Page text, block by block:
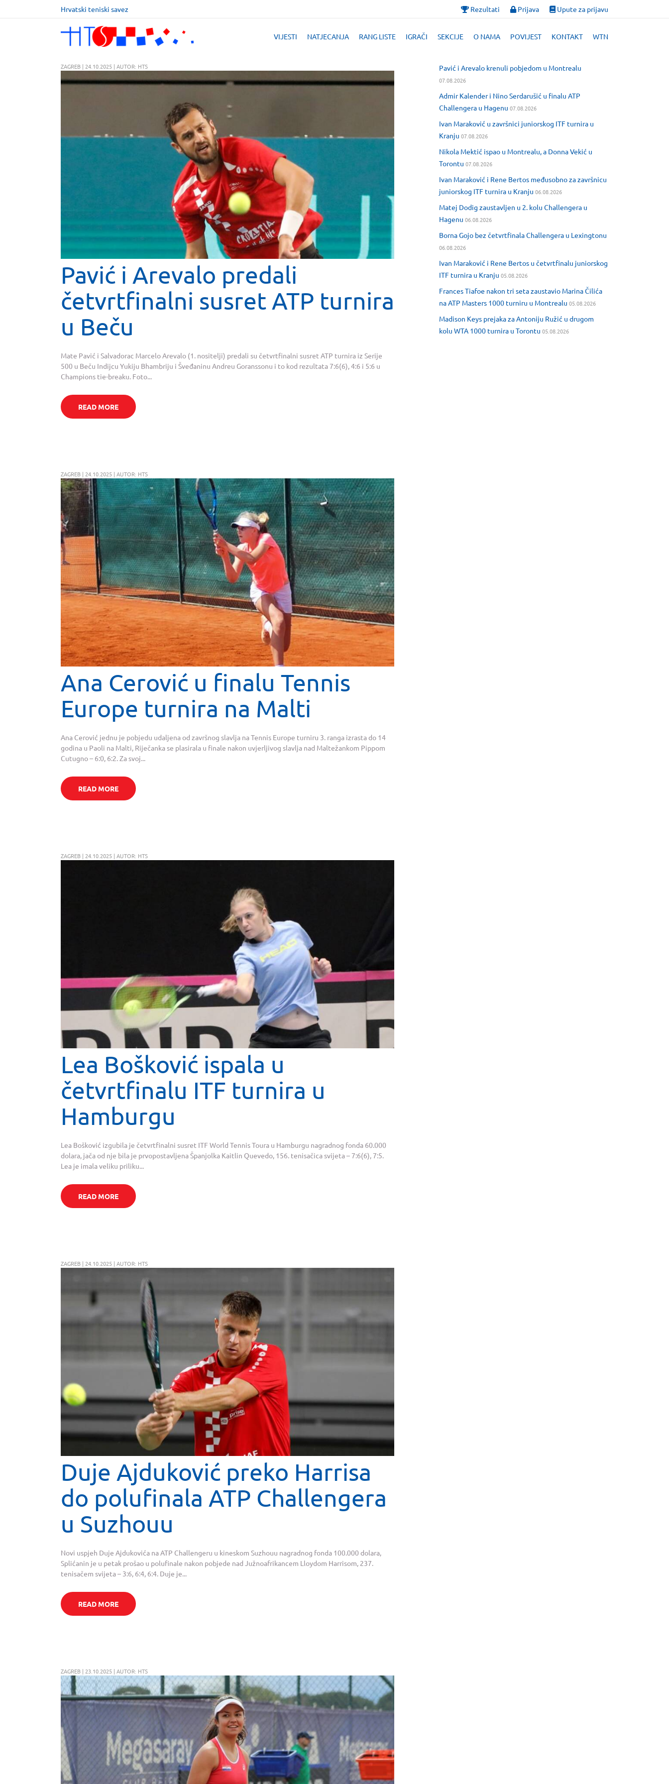
Hrvatski teniski savez Rezultati Prijava Upute za prijavu
VIJESTI NATJECANJA RANG LISTE IGRAČI SEKCIJE O NAMA POVIJEST KONTAKT WTN
ZAGREB | 24.10.2025 | AUTOR: HTS
Pavić i Arevalo predali
četvrtfinalni susret ATP turnira
u Beču
Mate Pavić i Salvadorac Marcelo Arevalo (1. nositelji) predali su četvrtfinalni susret ATP turnira iz Serije
500 u Beču Indijcu Yukiju Bhambriju i Šveđaninu Andreu Goranssonu i to kod rezultata 7:6(6), 4:6 i 5:6 u
Champions tie-breaku. Foto...
READ MORE
ZAGREB | 24.10.2025 | AUTOR: HTS
Ana Cerović u finalu Tennis
Europe turnira na Malti
Ana Cerović jednu je pobjedu udaljena od završnog slavlja na Tennis Europe turniru 3. ranga izrasta do 14
godina u Paoli na Malti, Riječanka se plasirala u finale nakon uvjerljivog slavlja nad Maltežankom Pippom
Cutugno – 6:0, 6:2. Za svoj...
READ MORE
ZAGREB | 24.10.2025 | AUTOR: HTS
Lea Bošković ispala u
četvrtfinalu ITF turnira u
Hamburgu
Lea Bošković izgubila je četvrtfinalni susret ITF World Tennis Toura u Hamburgu nagradnog fonda 60.000
dolara, jača od nje bila je prvopostavljena Španjolka Kaitlin Quevedo, 156. tenisačica svijeta – 7:6(6), 7:5.
Lea je imala veliku priliku...
READ MORE
ZAGREB | 24.10.2025 | AUTOR: HTS
Duje Ajduković preko Harrisa
do polufinala ATP Challengera
u Suzhouu
Novi uspjeh Duje Ajdukovića na ATP Challengeru u kineskom Suzhouu nagradnog fonda 100.000 dolara,
Splićanin je u petak prošao u polufinale nakon pobjede nad Južnoafrikancem Lloydom Harrisom, 237.
tenisačem svijeta – 3:6, 6:4, 6:4. Duje je...
READ MORE
ZAGREB | 23.10.2025 | AUTOR: HTS
Pavić i Arevalo krenuli pobjedom u Montrealu
07.08.2026
Admir Kalender i Nino Serdarušić u finalu ATP
Challengera u Hagenu 07.08.2026
Ivan Maraković u završnici juniorskog ITF turnira u
Kranju 07.08.2026
Nikola Mektić ispao u Montrealu, a Donna Vekić u
Torontu 07.08.2026
Ivan Maraković i Rene Bertos međusobno za završnicu
juniorskog ITF turnira u Kranju 06.08.2026
Matej Dodig zaustavljen u 2. kolu Challengera u
Hagenu 06.08.2026
Borna Gojo bez četvrtfinala Challengera u Lexingtonu
06.08.2026
Ivan Maraković i Rene Bertos u četvrtfinalu juniorskog
ITF turnira u Kranju 05.08.2026
Frances Tiafoe nakon tri seta zaustavio Marina Čilića
na ATP Masters 1000 turniru u Montrealu 05.08.2026
Madison Keys prejaka za Antoniju Ružić u drugom
kolu WTA 1000 turnira u Torontu 05.08.2026